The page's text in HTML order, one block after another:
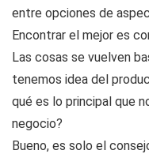
entre opciones de
Encontrar el mejor es
Las cosas se vuelven
tenemos idea del
qué es lo principal que
negocio?
Bueno, es solo el